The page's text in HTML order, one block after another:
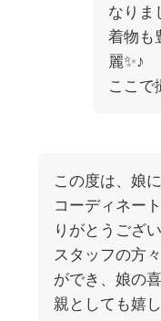
なりま
着物も
麗✨♪
ここで
この度は、娘
コーディネー
りがとうござ
スタッフの方
ができ、娘の
親としても嬉